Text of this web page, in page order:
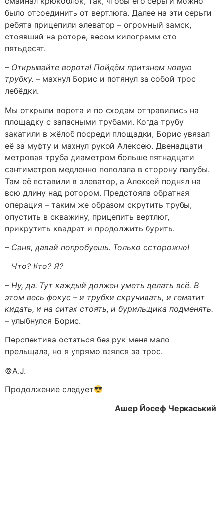
было отсоединить от вертлюга. Далее на эти серьги
ребята прицепили элеватор – огромный замок,
стоявший на роторе, весом килограмм сто
пятьдесят.
– Открывайте ворота! Пойдём притянем новую
трубку. – махнул Борис и потянул за собой трос
лебёдки.
Мы открыли ворота и по сходам отправились на
площадку с запасными трубами. Когда трубу
закатили в жёлоб посреди площадки, Борис увязал
её за муфту и махнул рукой Алексею. Двенадцати
метровая труба диаметром больше пятнадцати
сантиметров медленно поползла в сторону палубы.
Там её вставили в элеватор, а Алексей поднял на
всю длину над ротором. Предстояла обратная
операция – таким же образом скрутить трубы,
опустить в скважину, прицепить вертлюг,
прикрутить квадрат и продолжить бурить.
– Саня, давай попробуешь. Только осторожно!
– Что? Кто? Я?
– Ну, да. Тут каждый должен уметь делать всё. В
этом весь фокус – и трубки скручивать, и гематит
кидать, и на ситах стоять, и бурильщика подменять.
– улыбнулся Борис.
Перспектива остаться без рук меня мало
прельщала, но я упрямо взялся за трос.
©️A.J.
Продолжение следует
Ашер Йосеф Черкаський